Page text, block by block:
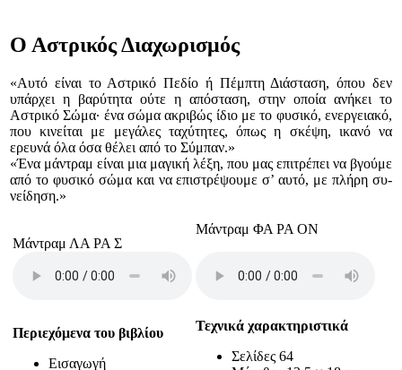
Ο Αστρικός Διαχωρισμός
«Αυτό είναι το Αστρικό Πεδίο ή Πέμπτη Διάσταση, όπου δεν
υπάρχει η βαρύτητα ούτε η απόσταση, στην οποία ανήκει το
Αστρικό Σώμα∙ ένα σώμα ακριβώς ίδιο με το φυσικό, ενεργεια­κό,
που κινείται με μεγάλες ταχύτη­τες, όπως η σκέψη, ικανό να
ερευνά όλα όσα θέλει από το Σύμπαν.»
«Ένα μάν­τραμ είναι μια μαγι­κή λέξη, που μας επιτρέπει να βγούμε
από το φυσικό σώ­μα και να ε­πι­στρέ­ψουμε σ’ αυ­τό, με πλήρη συ­
νείδηση.»
Μάντραμ ΛΑ ΡΑ Σ
Μάντραμ ΦΑ ΡΑ ΟΝ
Περιεχόμενα του βιβλίου
Εισαγωγή
Τεχνικά χαρακτηριστικά
Σελίδες 64